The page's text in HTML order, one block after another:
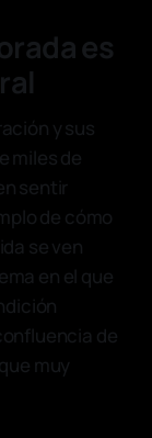
es
y sus
miles de
sentir
de cómo
se ven
en el que
de
muy